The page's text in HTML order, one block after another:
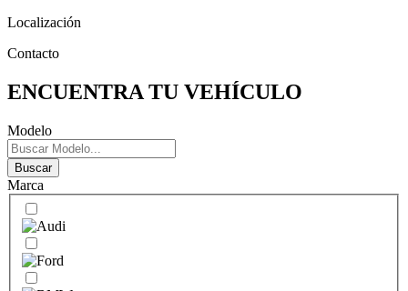
Localización
Contacto
ENCUENTRA TU VEHÍCULO
Modelo
Buscar
Marca